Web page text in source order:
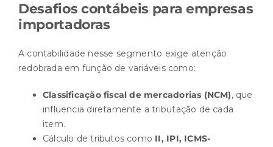
Desafios contábeis para empresas
importadoras
A contabilidade nesse segmento exige atenção
redobrada em função de variáveis como:
Classificação fiscal de mercadorias (NCM), que
influencia diretamente a tributação de cada
item.
Cálculo de tributos como II, IPI, ICMS-